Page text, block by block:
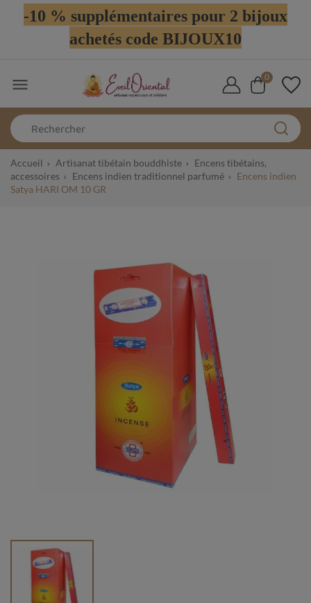
-10 % supplémentaires pour 2 bijoux
achetés code BIJOUX10
 0
Accueil Artisanat tibétain bouddhiste
Encens tibétains,
accessoires
Encens indien traditionnel parfumé
Encens indien
Satya HARI OM 10 GR